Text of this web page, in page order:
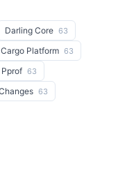
Darling Core 63
Cargo Platform 63
Pprof 63
63